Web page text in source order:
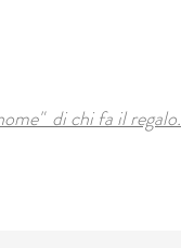
di chi fa il regalo.